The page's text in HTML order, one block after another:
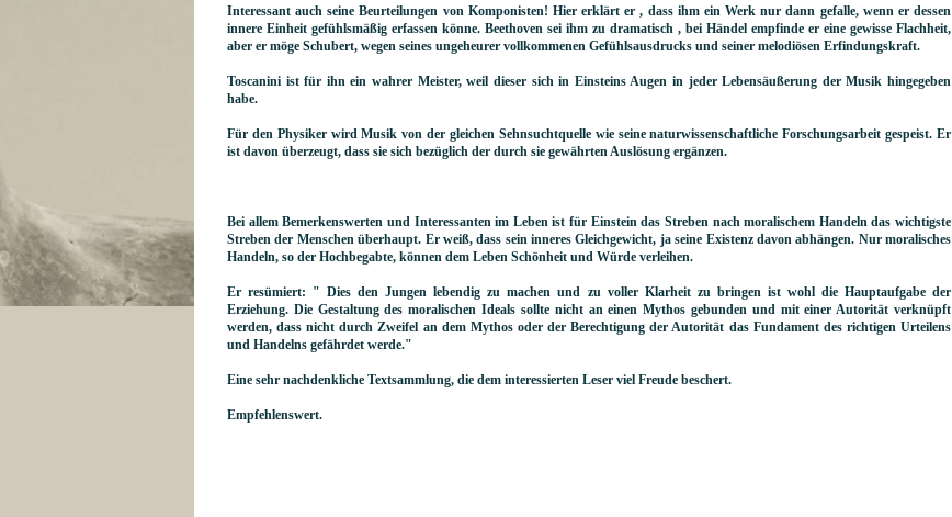
Interessant auch seine Beurteilungen von Komponisten! Hier erklärt er , dass ihm ein Werk nur dann gefalle, wenn er dessen
innere Einheit gefühlsmäßig erfassen könne. Beethoven sei ihm zu dramatisch , bei Händel empfinde er eine gewisse Flachheit,
aber er möge Schubert, wegen seines ungeheurer vollkommenen Gefühlsausdrucks und seiner melodiösen Erfindungskraft.
Toscanini ist für ihn ein wahrer Meister, weil dieser sich in Einsteins Augen in jeder Lebensäußerung der Musik hingegeben
habe.
Für den Physiker wird Musik von der gleichen Sehnsuchtquelle wie seine naturwissenschaftliche Forschungsarbeit gespeist. Er
ist davon überzeugt, dass sie sich bezüglich der durch sie gewährten Auslösung ergänzen.
Bei allem Bemerkenswerten und Interessanten im Leben ist für Einstein das Streben nach moralischem Handeln das wichtigste
Streben der Menschen überhaupt. Er weiß, dass sein inneres Gleichgewicht, ja seine Existenz davon abhängen. Nur moralisches
Handeln, so der Hochbegabte, können dem Leben Schönheit und Würde verleihen.
Er resümiert: " Dies den Jungen lebendig zu machen und zu voller Klarheit zu bringen ist wohl die Hauptaufgabe der
Erziehung. Die Gestaltung des moralischen Ideals sollte nicht an einen Mythos gebunden und mit einer Autorität verknüpft
werden, dass nicht durch Zweifel an dem Mythos oder der Berechtigung der Autorität das Fundament des richtigen Urteilens
und Handelns gefährdet werde."
Eine sehr nachdenkliche Textsammlung, die dem interessierten Leser viel Freude beschert.
Empfehlenswert.